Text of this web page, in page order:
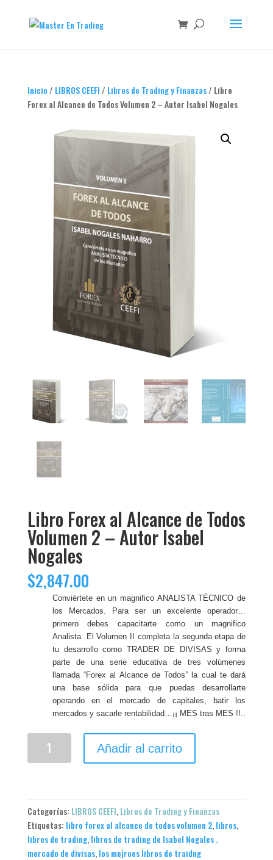
Inicio / LIBROS CEEFI / Libros de Trading y Finanzas/ Libro
Forex al Alcance de Todos Volumen 2 – Autor Isabel Nogales
Libro Forex al Alcance de Todos
Volumen 2 – Autor Isabel
Nogales
$2,847.00
Conviértete en un magnifico ANALISTA TÉCNICO de
los Mercados. Para ser un excelente operador…
primero debes capacitarte como un magnifico
Analista. El Volumen II completa la segunda etapa de
tu desarrollo como TRADER DE DIVISAS y forma
parte de una serie educativa de tres volúmenes
llamada “Forex al Alcance de Todos” la cual te dará
una base sólida para que puedas desarrollarte
operando en el mercado de capitales, batir los
mercados y sacarle rentabilidad…¡¡ MES tras MES !!..
al
Todos
Volumen
2
-
Añadir al carrito
Categorías: LIBROS CEEFI,Libros de Trading y Finanzas
Etiquetas: libro forex al alcance de todos volumen 2,libros,
libros de trading,libros de trading de Isabel Nogales .
mercado de divisas,los mejroes libros de traidng